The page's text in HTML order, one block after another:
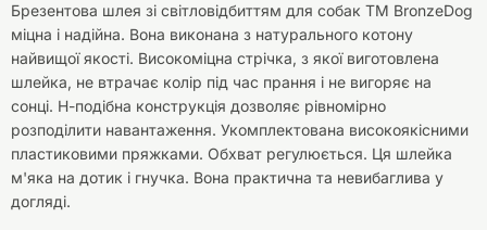
Брезентова шлея зі світловідбиттям для собак ТМ BronzeDog
міцна і надійна. Вона виконана з натурального котону
найвищої якості. Високоміцна стрічка, з якої виготовлена
шлейка, не втрачає колір під час прання і не вигоряє на
сонці. Н-подібна конструкція дозволяє рівномірно
розподілити навантаження. Укомплектована високоякісними
пластиковими пряжками. Обхват регулюється. Ця шлейка
м'яка на дотик і гнучка. Вона практична та невибаглива у
догляді.